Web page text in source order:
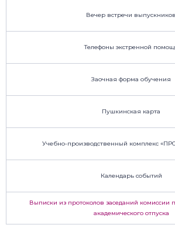
Вечер встречи выпускников
Телефоны экстренной
Заочная форма обучения
Пушкинская карта
Учебно-производственный комплекс
Календарь событий
Выписки из протоколов заседаний комиссии
академического отпуска